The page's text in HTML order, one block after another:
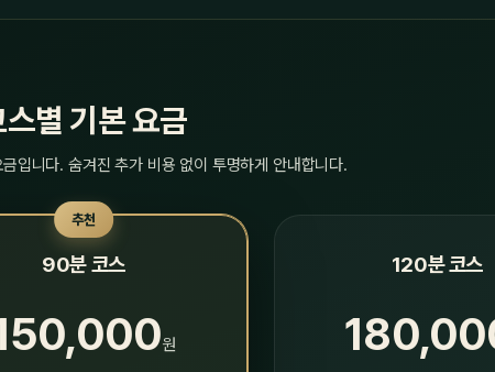
별 기본 요금
입니다. 숨겨진 추가 비용 없이 투명하게 안내합니다.
추천
90분 코스
원
120분 코스